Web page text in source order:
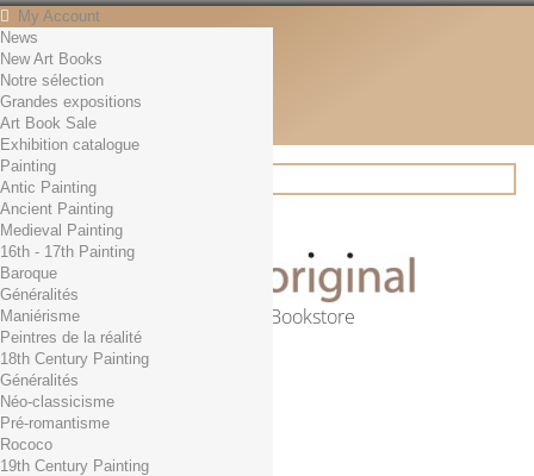
My Account
Contact
English
English
Français
News
Search
Online Art Bookstore
Cart (empty)
No products
Free shipping!
0,00 € Total
Check out
News
New Art Books
Notre sélection
Grandes expositions
Art Book Sale
Exhibition catalogue
Painting
Antic Painting
Ancient Painting
Medieval Painting
16th - 17th Painting
Baroque
Généralités
Maniérisme
Peintres de la réalité
18th Century Painting
Généralités
Néo-classicisme
Pré-romantisme
Rococo
19th Century Painting